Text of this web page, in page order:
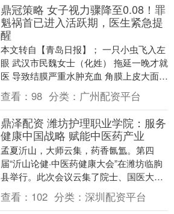
鼎冠策略 女子视力骤降至0.08！罪
魁祸首已进入活跃期，医生紧急提
醒
本文转自【青岛日报】； 一只小虫飞入左
眼 武汉市民魏女士（化姓） 拖延一晚才就
医 导致结膜严重水肿充血 角膜上皮大面积
脱落 视力骤降至0.08 医生提醒： 这种....
查看： 98 分类： 广州配资平台
鼎泽配资 潍坊护理职业学院：服务
健康中国战略 赋能中医药产业
孟夏沂山，大师云集，药香氤氲。第四
届“沂山论健·中医药健康大会”在潍坊临朐
县举行。此次会议云集了院士、国医大
师、岐黄学者等众多中医药领域知名专家
学者，共襄振兴中....
查看： 102 分类： 深圳配资平台